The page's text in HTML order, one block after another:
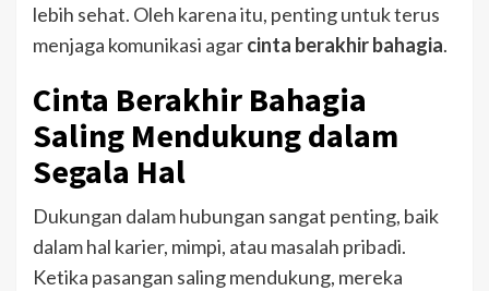
lebih sehat. Oleh karena itu, penting untuk terus
menjaga komunikasi agarcinta berakhir bahagia.
Cinta Berakhir Bahagia
Saling Mendukung dalam
Segala Hal
Dukungan dalam hubungan sangat penting, baik
dalam hal karier, mimpi, atau masalah pribadi.
Ketika pasangan saling mendukung, mereka